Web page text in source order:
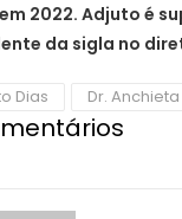
2022. Adjuto é
da sigla no
Dias Dr. Anchieta